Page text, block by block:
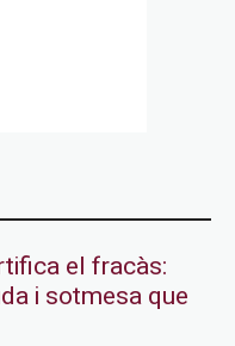
el fracàs:
i sotmesa que